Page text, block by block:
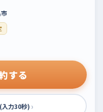
する
(入力30秒) ›